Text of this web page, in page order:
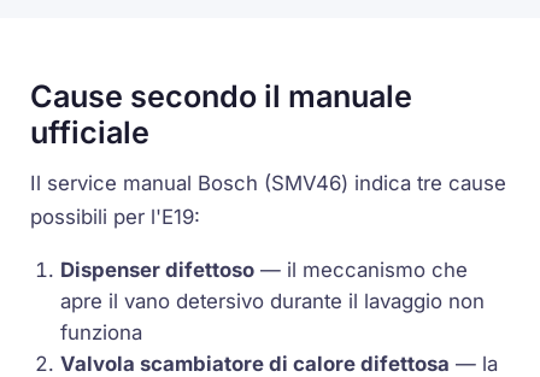
Cause secondo il manuale
ufficiale
Il service manual Bosch (SMV46) indica tre cause
possibili per l'E19:
Dispenser difettoso — il meccanismo che
apre il vano detersivo durante il lavaggio non
funziona
Valvola scambiatore di calore difettosa — la